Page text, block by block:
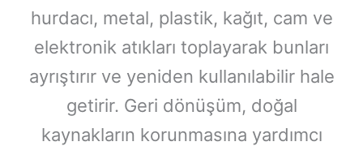
hurdacı, metal, plastik, kağıt, cam ve
elektronik atıkları toplayarak bunları
ayrıştırır ve yeniden kullanılabilir hale
getirir. Geri dönüşüm, doğal
kaynakların korunmasına yardımcı